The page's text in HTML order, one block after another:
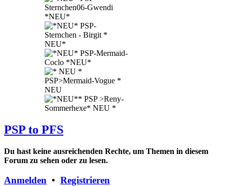
PSP to PFS
Du hast keine ausreichenden Rechte, um Themen in diesem
Forum zu sehen oder zu lesen.
Anmelden • Registrieren